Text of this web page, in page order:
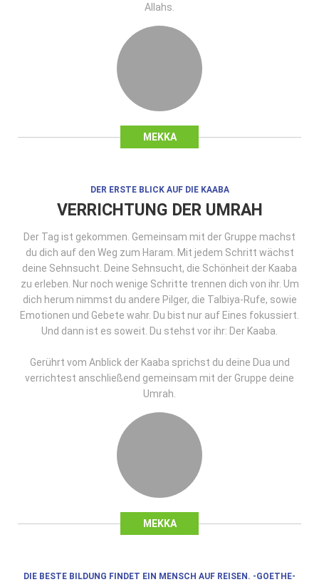
MEKKA
Allahs.
MEKKA
DER ERSTE BLICK AUF DIE KAABA
VERRICHTUNG DER UMRAH
Der Tag ist gekommen. Gemeinsam mit der Gruppe machst
du dich auf den Weg zum Haram. Mit jedem Schritt wächst
deine Sehnsucht. Deine Sehnsucht, die Schönheit der Kaaba
zu erleben. Nur noch wenige Schritte trennen dich von ihr. Um
dich herum nimmst du andere Pilger, die Talbiya-Rufe, sowie
Emotionen und Gebete wahr. Du bist nur auf Eines fokussiert.
Und dann ist es soweit. Du stehst vor ihr: Der Kaaba.
Gerührt vom Anblick der Kaaba sprichst du deine Dua und
verrichtest anschließend gemeinsam mit der Gruppe deine
Umrah.
DIE BESTE BILDUNG FINDET EIN MENSCH AUF REISEN. -GOETHE-